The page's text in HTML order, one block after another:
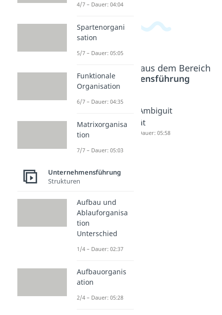
Beliebte Inhalte aus dem Bereich
Unternehmensführung
Agent
Theorie
es of
Ambiguit
ät
Dauer: 05:58
4/7 – Dauer: 04:04
Spartenorgani
sation
5/7 – Dauer: 05:05
Funktionale
Organisation
6/7 – Dauer: 04:35
Matrixorganisa
tion
7/7 – Dauer: 05:03
Unternehmensführung
Strukturen
Aufbau und
Ablauforganisa
tion
Unterschied
1/4 – Dauer: 02:37
Aufbauorganis
ation
2/4 – Dauer: 05:28